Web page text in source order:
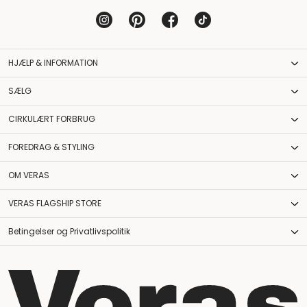
HJÆLP & INFORMATION
SÆLG
CIRKULÆRT FORBRUG
FOREDRAG & STYLING
OM VERAS
VERAS FLAGSHIP STORE
Betingelser og Privatlivspolitik